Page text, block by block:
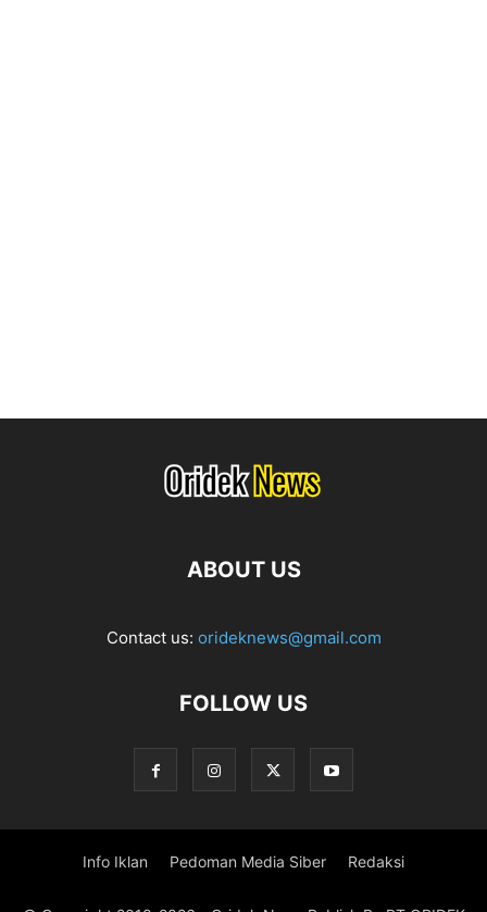
ABOUT US
Contact us: orideknews@gmail.com
FOLLOW US
Info Iklan Pedoman Media Siber Redaksi